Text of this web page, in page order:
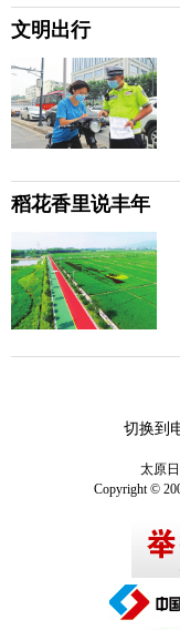
文明出行
稻花香里说丰年
切换到
太原
Copyright ©